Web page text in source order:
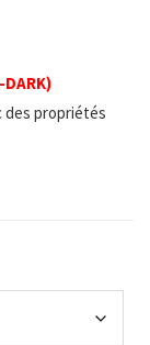
des propriétés